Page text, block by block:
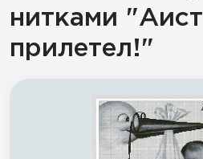
нитками "Аист
прилетел!"